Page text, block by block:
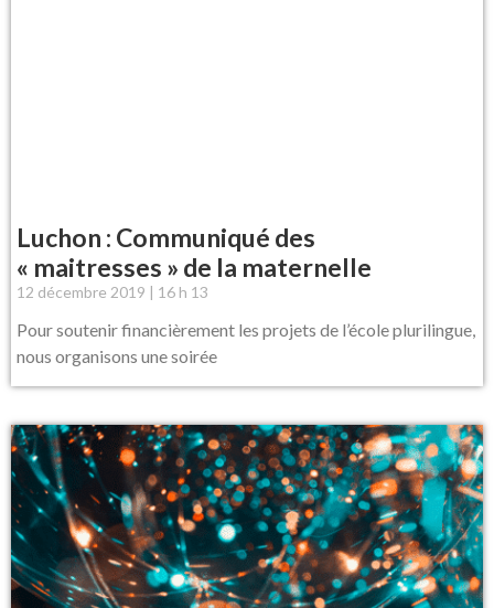
Luchon : Communiqué des
« maitresses » de la maternelle
12 décembre 2019 16 h 13
Pour soutenir financièrement les projets de l’école plurilingue,
nous organisons une soirée